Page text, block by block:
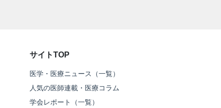
サイトTOP
医学・医療ニュース（一覧）
人気の医師連載・医療コラム
学会レポート（一覧）